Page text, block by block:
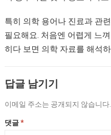
특히 의학 용어나 진료과 관
필요해요. 처음엔 어렵게 느
히다 보면 의학 자료를 해석
답글 남기기
이메일 주소는 공개되지 않습니다.
댓글*